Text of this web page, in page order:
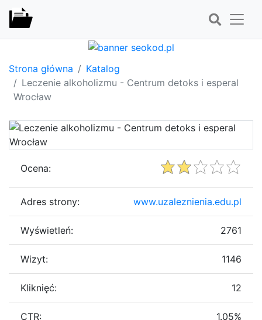
Strona główna
Katalog
Leczenie alkoholizmu - Centrum detoks i esperal
Wrocław
Ocena:
Adres strony: www.uzaleznienia.edu.pl
Wyświetleń: 2761
Wizyt: 1146
Kliknięć: 12
CTR: 1.05%